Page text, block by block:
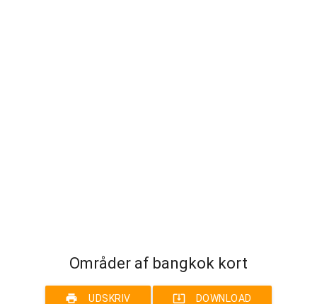
Områder af bangkok kort
print UDSKRIV system_update_alt DOWNLOAD